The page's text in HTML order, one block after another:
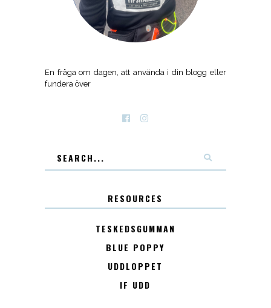
En fråga om dagen, att använda i din blogg eller
fundera över
RESOURCES
TESKEDSGUMMAN
BLUE POPPY
UDDLOPPET
IF UDD